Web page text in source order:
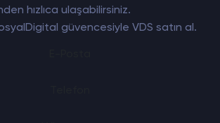
hızlıca ulaşabilirsiniz.
güvencesiyle VDS satın al.